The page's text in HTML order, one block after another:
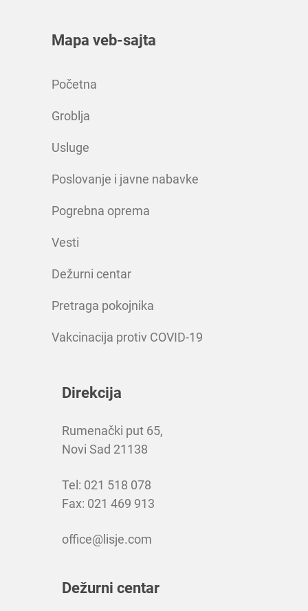
Mapa veb-sajta
Početna
Groblja
Usluge
Poslovanje i javne nabavke
Pogrebna oprema
Vesti
Dežurni centar
Pretraga pokojnika
Vakcinacija protiv COVID-19
Direkcija
Rumenački put 65,
Novi Sad 21138
Tel: 021 518 078
Fax: 021 469 913
office@lisje.com
Dežurni centar